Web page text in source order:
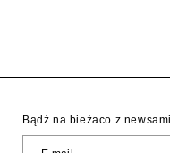
Bądź na bieżaco z